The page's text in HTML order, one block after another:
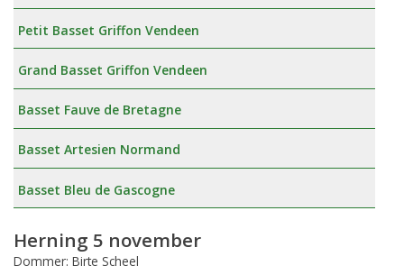
Petit Basset Griffon Vendeen
Grand Basset Griffon Vendeen
Basset Fauve de Bretagne
Basset Artesien Normand
Basset Bleu de Gascogne
Herning 5 november
Dommer: Birte Scheel